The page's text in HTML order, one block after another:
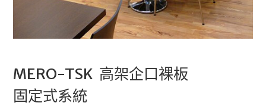
MERO-TSK 高架企口裸板
固定式系統